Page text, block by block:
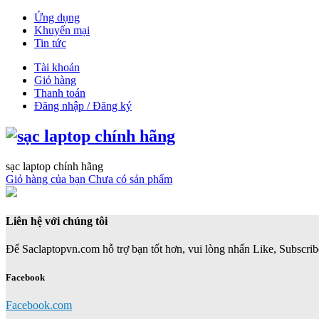
Ứng dụng
Khuyến mại
Tin tức
Tài khoản
Giỏ hàng
Thanh toán
Đăng nhập / Đăng ký
sạc laptop chính hãng
Giỏ hàng của bạn Chưa có sản phẩm
Liên hệ với chúng tôi
Để Saclaptopvn.com hỗ trợ bạn tốt hơn, vui lòng nhấn Like,
Facebook
Facebook.com